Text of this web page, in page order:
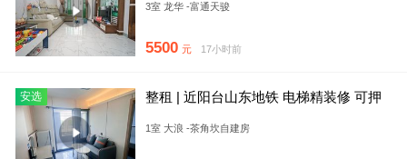
3室 龙华 -富通天骏
5500 元 17小时前
安选
整租 | 近阳台山东地铁 电梯精装修 可押
1室 大浪 -茶角坎自建房